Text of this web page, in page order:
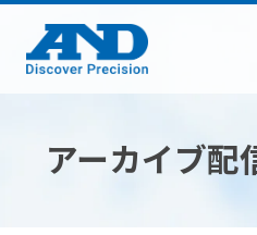
アーカイブ配